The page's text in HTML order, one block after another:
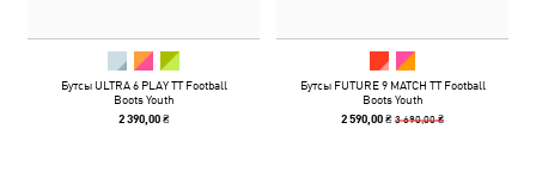
Бутсы ULTRA 6 PLAY TT Football
Boots Youth
2 390,00 ₴
Бутсы FUTURE 9 MATCH TT Football
Boots Youth
2 590,00 ₴3 690,00 ₴